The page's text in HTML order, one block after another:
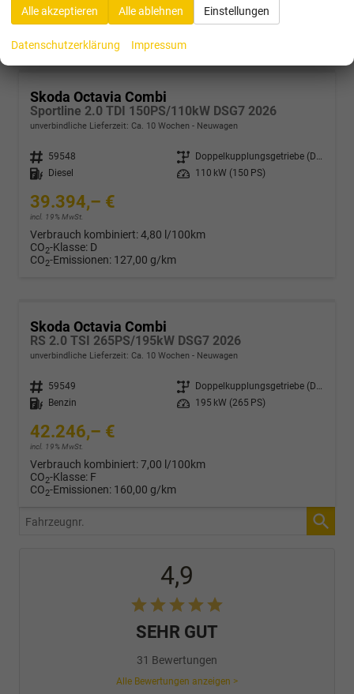
Verbrauch kombiniert:
5,30 l/100km
CO -Klasse:D
Skoda Octavia Combi
Sportline 2.0 TDI 150PS/110kW DSG7 2026
unverbindliche Lieferzeit: Ca. 10 Wochen Neuwagen
Fahrzeugnr. 59548 Getriebe
Doppelkupplungsgetriebe (DSG)
Kraftstoff
Diesel Leistung 110 kW (150 PS)
39.394,– €
incl. 19% MwSt.
Verbrauch kombiniert:4,80 l/100km
CO2-Klasse: D
CO2-Emissionen: 127,00 g/km
Skoda Octavia Combi
RS 2.0 TSI 265PS/195kW DSG7 2026
unverbindliche Lieferzeit: Ca. 10 Wochen Neuwagen
Fahrzeugnr. 59549 Getriebe
Doppelkupplungsgetriebe (DSG)
Kraftstoff
Benzin Leistung 195 kW (265 PS)
42.246,– €
incl. 19% MwSt.
Verbrauch kombiniert:7,00 l/100km
CO2-Klasse: F
CO2-Emissionen: 160,00 g/km
Fahrzeugnr.
4,9
SEHR GUT
31 Bewertungen
Alle Bewertungen anzeigen >
Alle akzeptieren Alle ablehnen Einstellungen
Datenschutzerklärung Impressum